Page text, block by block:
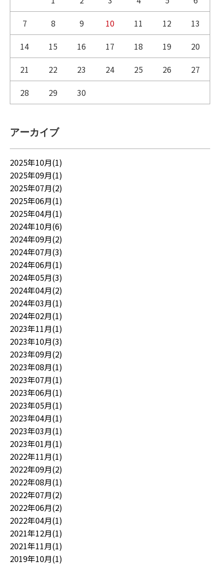
7
8 9 10 11 12
13
14
15 16 17 18 19
20
21
22 23 24 25 26
27
28
29 30
アーカイブ
2025年10月(1)
2025年09月(1)
2025年07月(2)
2025年06月(1)
2025年04月(1)
2024年10月(6)
2024年09月(2)
2024年07月(3)
2024年06月(1)
2024年05月(3)
2024年04月(2)
2024年03月(1)
2024年02月(1)
2023年11月(1)
2023年10月(3)
2023年09月(2)
2023年08月(1)
2023年07月(1)
2023年06月(1)
2023年05月(1)
2023年04月(1)
2023年03月(1)
2023年01月(1)
2022年11月(1)
2022年09月(2)
2022年08月(1)
2022年07月(2)
2022年06月(2)
2022年04月(1)
2021年12月(1)
2021年11月(1)
2019年10月(1)